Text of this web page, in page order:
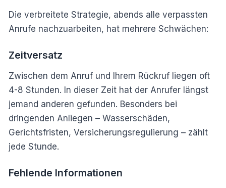
Die verbreitete Strategie, abends alle verpassten
Anrufe nachzuarbeiten, hat mehrere Schwächen:
Zeitversatz
Zwischen dem Anruf und Ihrem Rückruf liegen oft
4-8 Stunden. In dieser Zeit hat der Anrufer längst
jemand anderen gefunden. Besonders bei
dringenden Anliegen – Wasserschäden,
Gerichtsfristen, Versicherungsregulierung – zählt
jede Stunde.
Fehlende Informationen